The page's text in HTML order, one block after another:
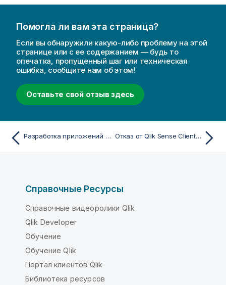
Помогла ли вам эта страница?
Если вы обнаружили какую-либо проблему на этой
странице или с ее содержанием — будь то
опечатка, пропущенный шаг или техническая
ошибка, сообщите нам об этом!
Оставьте свой отзыв здесь
Разработка приложений для приложения Qlik Sense Client-Managed Mobile Отказ от Qlik Sense Client-Managed Mobile Analytics
Справочные Ресурсы
Справочные видеоролики Qlik
Qlik Developer
Обучение
Обучение Qlik
Портал клиентов Qlik
Библиотека ресурсов